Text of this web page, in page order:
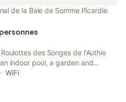
de la Baie de Somme Picardie
des Songes de l'Authie
indoor pool, a garden and
km from Rang du Fliers-Verton-
WiFi